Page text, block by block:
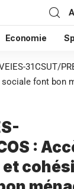
Economie
31CSUT/
sociale font bon
:
et